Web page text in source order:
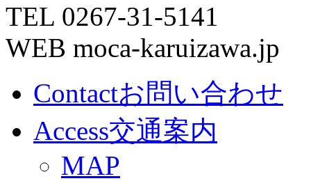
TEL 0267-31-5141
WEB moca-karuizawa.jp
Contactお問い合わせ
Access交通案内
MAP